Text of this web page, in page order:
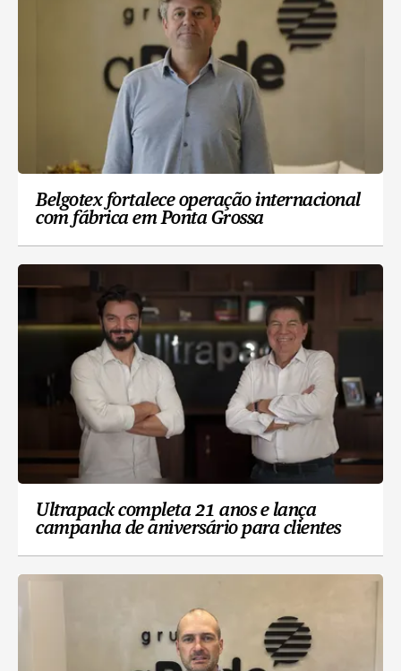
Belgotex fortalece operação internacional
com fábrica em Ponta Grossa
Ultrapack completa 21 anos e lança
campanha de aniversário para clientes